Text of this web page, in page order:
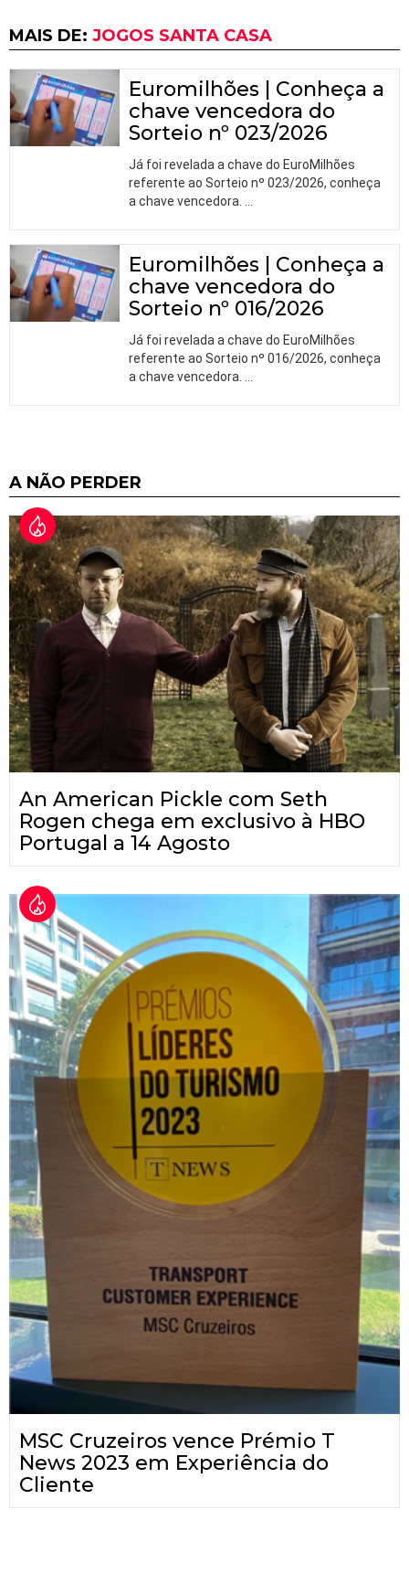
MAIS DE: JOGOS SANTA CASA
Euromilhões | Conheça a
chave vencedora do
Sorteio nº 023/2026
Já foi revelada a chave do EuroMilhões
referente ao Sorteio nº 023/2026, conheça
a chave vencedora.
Euromilhões | Conheça a
chave vencedora do
Sorteio nº 016/2026
Já foi revelada a chave do EuroMilhões
referente ao Sorteio nº 016/2026, conheça
a chave vencedora.
A NÃO PERDER
An American Pickle com Seth
Rogen chega em exclusivo à HBO
Portugal a 14 Agosto
MSC Cruzeiros vence Prémio T
News 2023 em Experiência do
Cliente